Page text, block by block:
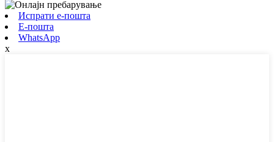
Испрати е-пошта
Е-пошта
WhatsApp
x